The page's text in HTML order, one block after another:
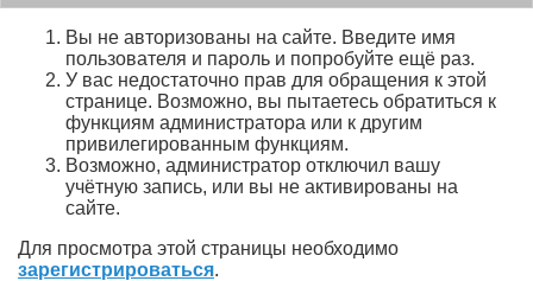
Вы не авторизованы на сайте. Введите имя
пользователя и пароль и попробуйте ещё раз.
У вас недостаточно прав для обращения к этой
странице. Возможно, вы пытаетесь обратиться к
функциям администратора или к другим
привилегированным функциям.
Возможно, администратор отключил вашу
учётную запись, или вы не активированы на
сайте.
Для просмотра этой страницы необходимо
зарегистрироваться.